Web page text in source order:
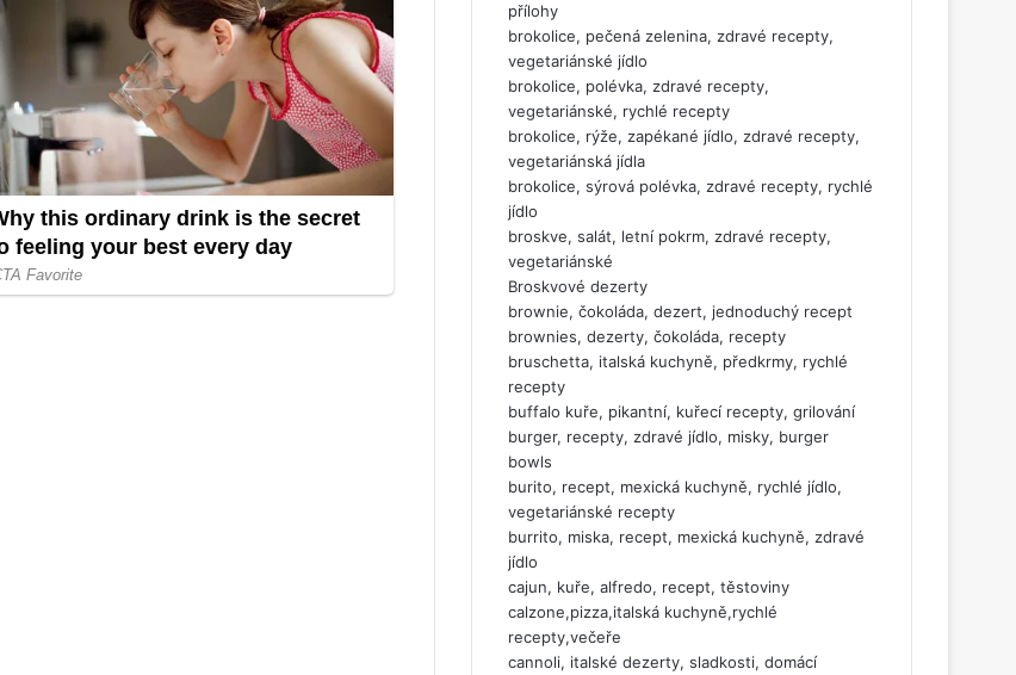
přílohy
brokolice, pečená zelenina, zdravé recepty,
vegetariánské jídlo
brokolice, polévka, zdravé recepty,
vegetariánské, rychlé recepty
brokolice, rýže, zapékané jídlo, zdravé recepty,
vegetariánská jídla
brokolice, sýrová polévka, zdravé recepty, rychlé
jídlo
broskve, salát, letní pokrm, zdravé recepty,
vegetariánské
Broskvové dezerty
brownie, čokoláda, dezert, jednoduchý recept
brownies, dezerty, čokoláda, recepty
bruschetta, italská kuchyně, předkrmy, rychlé
recepty
buffalo kuře, pikantní, kuřecí recepty, grilování
burger, recepty, zdravé jídlo, misky, burger
bowls
burito, recept, mexická kuchyně, rychlé jídlo,
vegetariánské recepty
burrito, miska, recept, mexická kuchyně, zdravé
jídlo
cajun, kuře, alfredo, recept, těstoviny
calzone,pizza,italská kuchyně,rychlé
recepty,večeře
cannoli, italské dezerty, sladkosti, domácí